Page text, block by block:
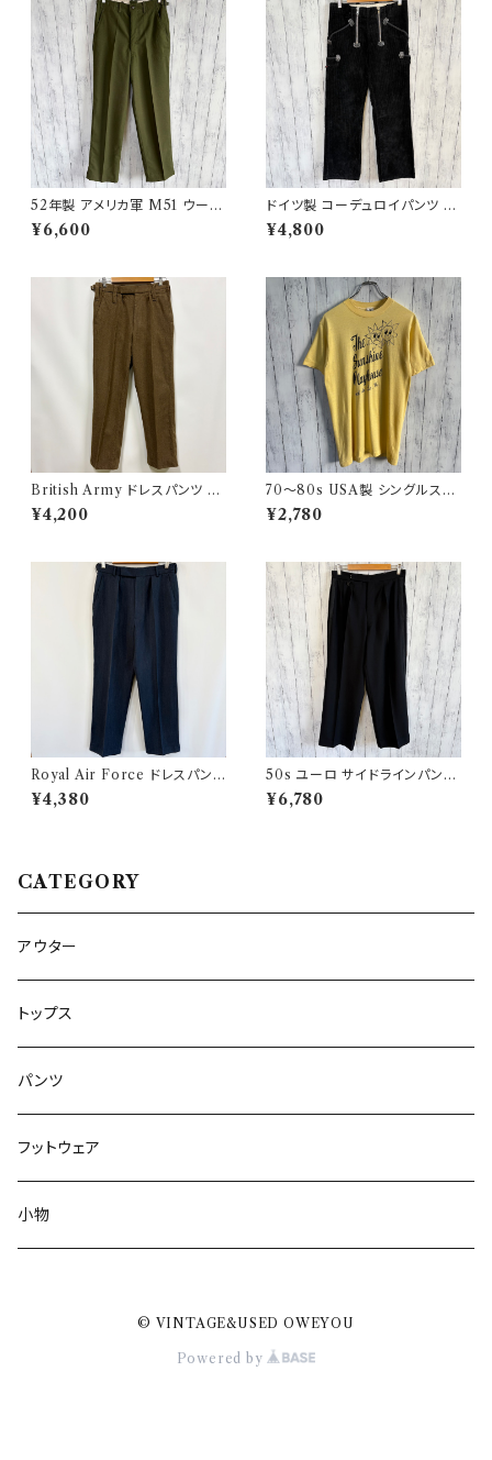
52年製 アメリカ軍 M51 ウール
パンツ ミリタリーパンツ スラッ
クス ヴィンテージ US ARMY 1
¥6,600
ドイツ製 コーデュロイパンツ ワ
ークパンツ ユーロワーク
¥4,800
British Army ドレスパンツ イ
ギリス軍 スラックス ミリタリー
パンツ ウールパンツ2
¥4,200
70〜80s USA製 シングルステ
ッチT ヴィンテージTシャツ
¥2,780
Royal Air Force ドレスパンツ
イギリス軍 スラックス ミリタリ
ーパンツ 8
¥4,380
50s ユーロ サイドラインパンツ
ウールパンツ ワイドスラックドレ
スパンツ
¥6,780
CATEGORY
アウター
トップス
パンツ
フットウェア
小物
© VINTAGE&USED OWEYOU
Powered by